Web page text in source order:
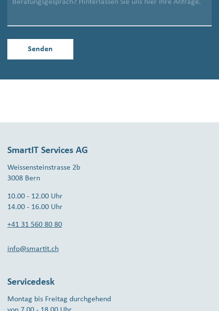
SmartIT Services AG
Weissensteinstrasse 2b
3008 Bern
10.00 - 12.00 Uhr
14.00 - 16.00 Uhr
+41 31 560 80 80
info@smartit.ch
Servicedesk
Montag bis Freitag durchgehend